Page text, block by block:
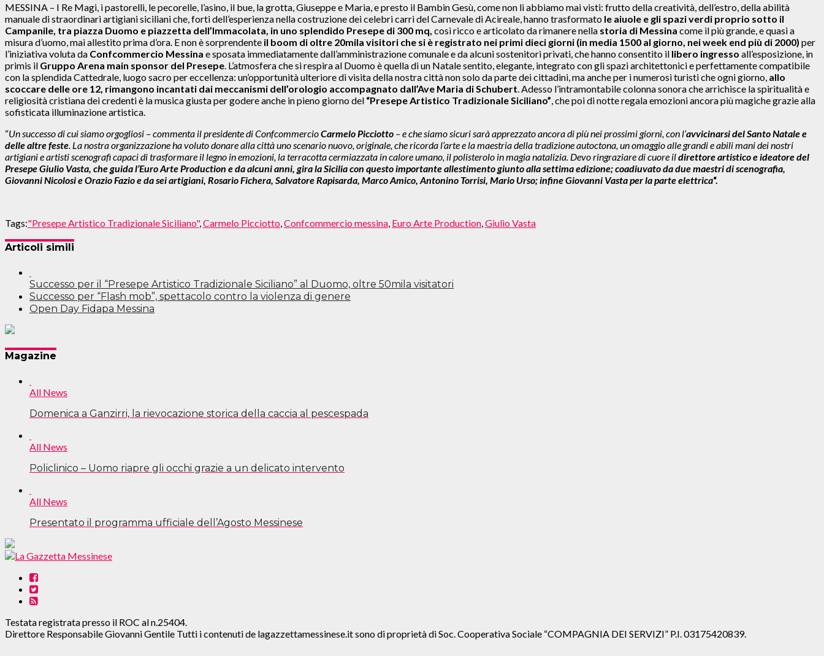
MESSINA – I Re Magi, i pastorelli, le pecorelle, l’asino, il bue, la grotta, Giuseppe e Maria, e presto il Bambin Gesù, come non li abbiamo mai visti: frutto della creatività, dell’estro, della abilità
manuale di straordinari artigiani siciliani che, forti dell’esperienza nella costruzione dei celebri carri del Carnevale di Acireale, hanno trasformato le aiuole e gli spazi verdi proprio sotto il
Campanile, tra piazza Duomo e piazzetta dell’Immacolata, in uno splendido Presepe di 300 mq, così ricco e articolato da rimanere nella storia di Messina come il più grande, e quasi a
misura d’uomo, mai allestito prima d’ora. E non è sorprendente il boom di oltre 20mila visitori che si è registrato nei primi dieci giorni (in media 1500 al giorno, nei week end più di 2000) per
l’iniziativa voluta da Confcommercio Messina e sposata immediatamente dall’amministrazione comunale e da alcuni sostenitori privati, che hanno consentito il libero ingresso all’esposizione, in
primis il Gruppo Arena main sponsor del Presepe. L’atmosfera che si respira al Duomo è quella di un Natale sentito, elegante, integrato con gli spazi architettonici e perfettamente compatibile
con la splendida Cattedrale, luogo sacro per eccellenza: un’opportunità ulteriore di visita della nostra città non solo da parte dei cittadini, ma anche per i numerosi turisti che ogni giorno, allo
scoccare delle ore 12, rimangono incantati dai meccanismi dell’orologio accompagnato dall’Ave Maria di Schubert. Adesso l’intramontabile colonna sonora che arrichisce la spiritualità e
religiosità cristiana dei credenti è la musica giusta per godere anche in pieno giorno del “Presepe Artistico Tradizionale Siciliano”, che poi di notte regala emozioni ancora più magiche grazie alla
sofisticata illuminazione artistica.
“Un successo di cui siamo orgogliosi – commenta il presidente di ConfcommercioCarmelo Picciotto – e che siamo sicuri sarà apprezzato ancora di più nei prossimi giorni, con l’avvicinarsi del Santo Natale e
delle altre feste. La nostra organizzazione ha voluto donare alla città uno scenario nuovo, originale, che ricorda l’arte e la maestria della tradizione autoctona, un omaggio alle grandi e abili mani dei nostri
artigiani e artisti scenografi capaci di trasformare il legno in emozioni, la terracotta cermiazzata in calore umano, il polisterolo in magia natalizia. Devo ringraziare di cuore ildirettore artistico e ideatore del
Presepe Giulio Vasta, che guida l’Euro Arte Production e da alcuni anni, gira la Sicilia con questo importante allestimento giunto alla settima edizione; coadiuvato da due maestri di scenografia,
Giovanni Nicolosi e Orazio Fazio e da sei artigiani, Rosario Fichera, Salvatore Rapisarda, Marco Amico, Antonino Torrisi, Mario Urso; infine Giovanni Vasta per la parte elettrica“.
Tags:"Presepe Artistico Tradizionale Siciliano",Carmelo Picciotto,Confcommercio messina, Euro Arte Production,Giulio Vasta
Articoli simili
Successo per il “Presepe Artistico Tradizionale Siciliano” al Duomo, oltre 50mila visitatori
Successo per “Flash mob”, spettacolo contro la violenza di genere
Open Day Fidapa Messina
Navigazione
articoli
Magazine
All News
Domenica a Ganzirri, la rievocazione storica della caccia al pescespada
All News
Policlinico – Uomo riapre gli occhi grazie a un delicato intervento
All News
Presentato il programma ufficiale dell’Agosto Messinese
Testata registrata presso il ROC al n.25404.
Direttore Responsabile Giovanni Gentile Tutti i contenuti de lagazzettamessinese.it sono di proprietà di Soc. Cooperativa Sociale “COMPAGNIA DEI SERVIZI” P.I. 03175420839.